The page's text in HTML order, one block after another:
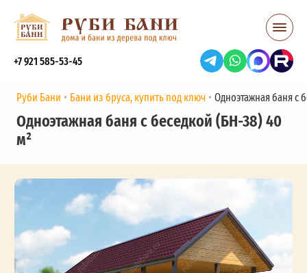
+7 921 585-53-45
Руби Бани Бани из бруса, купить под ключ Одноэтажная баня с
Одноэтажная баня с беседкой (БН-38) 40
м²